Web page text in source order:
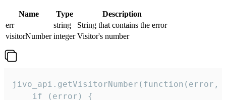
Name Type
Description
err
string
String that contains the error
visitorNumber integer Visitor's number
jivo_api.getVisitorNumber(function(error,
    if (error) {